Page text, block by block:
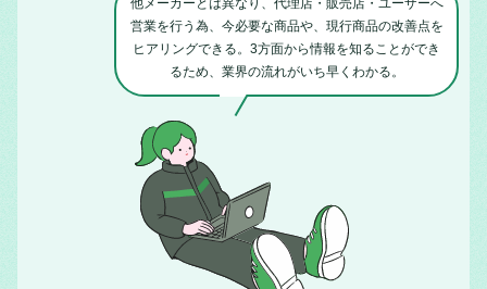
他メーカーとは異なり、代理店・販売店・ ユーザーへ
営業を行う為、今必要な商品や、 現行商品の改善点を
ヒアリングできる。3方面から情報を知ることができ
るため、 業界の流れがいち早くわかる。